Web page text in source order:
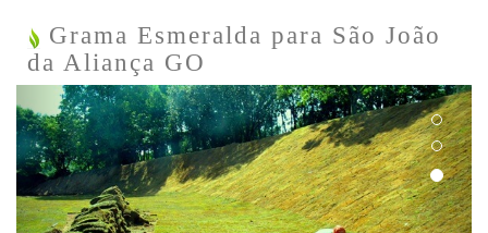
Grama Esmeralda para São João
da Aliança GO
Previous Next